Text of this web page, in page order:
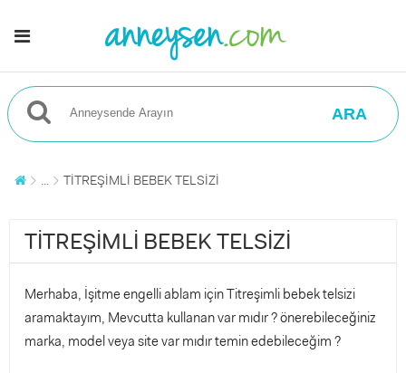
ARA
... TİTREŞİMLİ BEBEK TELSİZİ
TİTREŞİMLİ BEBEK TELSİZİ
Merhaba, İşitme engelli ablam için Titreşimli bebek telsizi
aramaktayım, Mevcutta kullanan var mıdır ? önerebileceğiniz
marka, model veya site var mıdır temin edebileceğim ?